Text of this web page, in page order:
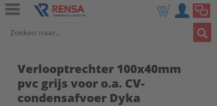
Verlooptrechter 100x40mm
pvc grijs voor o.a. CV-
condensafvoer Dyka